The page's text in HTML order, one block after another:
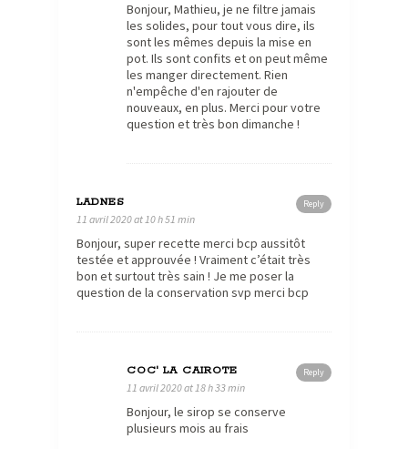
Bonjour, Mathieu, je ne filtre jamais
les solides, pour tout vous dire, ils
sont les mêmes depuis la mise en
pot. Ils sont confits et on peut même
les manger directement. Rien
n'empêche d'en rajouter de
nouveaux, en plus. Merci pour votre
question et très bon dimanche !
Reply
LADNES
11 avril 2020 at 10 h 51 min
Bonjour, super recette merci bcp aussitôt
testée et approuvée ! Vraiment c’était très
bon et surtout très sain ! Je me poser la
question de la conservation svp merci bcp
Reply
COC' LA CAIROTE
11 avril 2020 at 18 h 33 min
Bonjour, le sirop se conserve
plusieurs mois au frais